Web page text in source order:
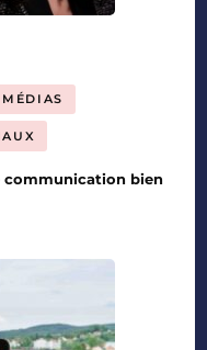
communication bien